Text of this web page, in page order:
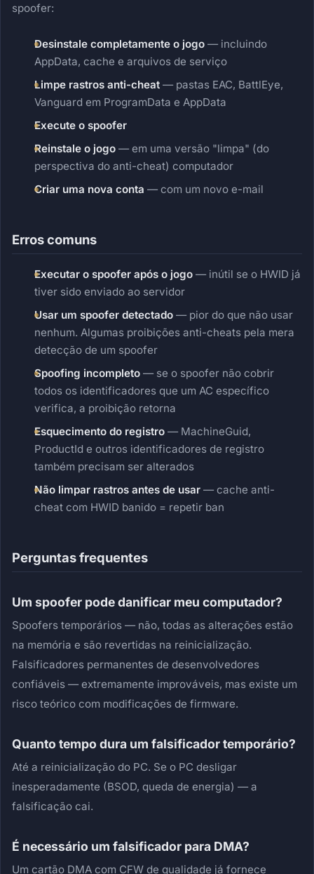
spoofer:
Desinstale completamente o jogo — incluindo
AppData, cache e arquivos de serviço
Limpe rastros anti-cheat — pastas EAC, BattlEye,
Vanguard em ProgramData e AppData
Execute o spoofer
Reinstale o jogo — em uma versão "limpa" (do
perspectiva do anti-cheat) computador
Criar uma nova conta — com um novo e-mail
Erros comuns
Executar o spoofer após o jogo — inútil se o HWID já
tiver sido enviado ao servidor
Usar um spoofer detectado — pior do que não usar
nenhum. Algumas proibições anti-cheats pela mera
detecção de um spoofer
Spoofing incompleto — se o spoofer não cobrir
todos os identificadores que um AC específico
verifica, a proibição retorna
Esquecimento do registro — MachineGuid,
ProductId e outros identificadores de registro
também precisam ser alterados
Não limpar rastros antes de usar — cache anti-
cheat com HWID banido = repetir ban
Perguntas frequentes
Um spoofer pode danificar meu computador?
Spoofers temporários — não, todas as alterações estão
na memória e são revertidas na reinicialização.
Falsificadores permanentes de desenvolvedores
confiáveis ​​— extremamente improváveis, mas existe um
risco teórico com modificações de firmware.
Quanto tempo dura um falsificador temporário?
Até a reinicialização do PC. Se o PC desligar
inesperadamente (BSOD, queda de energia) — a
falsificação cai.
É necessário um falsificador para DMA?
Um cartão DMA com CFW de qualidade já fornece